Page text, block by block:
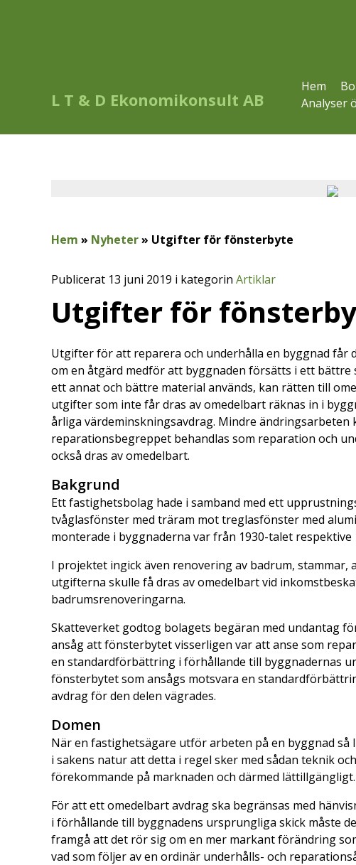
L T & D Ekonomikonsult AB
Hem
Analyser
Hem » Nyheter» Utgifter för fönsterbyte
Publicerat 13 juni 2019 i kategorin Artiklar
Utgifter för
Utgifter för att reparera och underhålla en byggnad får
om en åtgärd medför att byggnaden försätts i ett
ett annat och bättre material används, kan rätten till
utgifter som inte får dras av omedelbart räknas in i
årliga värdeminskningsavdrag. Mindre ändringsarbeten
reparationsbegreppet behandlas som reparation och
också dras av omedelbart.
Bakgrund
Ett fastighetsbolag hade i samband med ett
tvåglasfönster med träram mot treglasfönster med
monterade i byggnaderna var från 1930-talet respektive
I projektet ingick även renovering av badrum,
utgifterna skulle få dras av omedelbart vid
badrumsrenoveringarna.
Skatteverket godtog bolagets begäran med undantag
ansåg att fönsterbytet visserligen var att anse som
en standardförbättring i förhållande till byggnadernas
fönsterbytet som ansågs motsvara en
avdrag för den delen vägrades.
Domen
När en fastighetsägare utför arbeten på en byggnad
i sakens natur att detta i regel sker med sådan teknik
förekommande på marknaden och därmed lättillgängligt.
För att ett omedelbart avdrag ska begränsas med
i förhållande till byggnadens ursprungliga skick måste
framgå att det rör sig om en mer markant förändring
vad som följer av en ordinär underhålls- och